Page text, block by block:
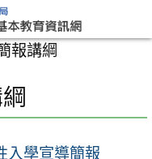
報講綱
入學宣導簡報